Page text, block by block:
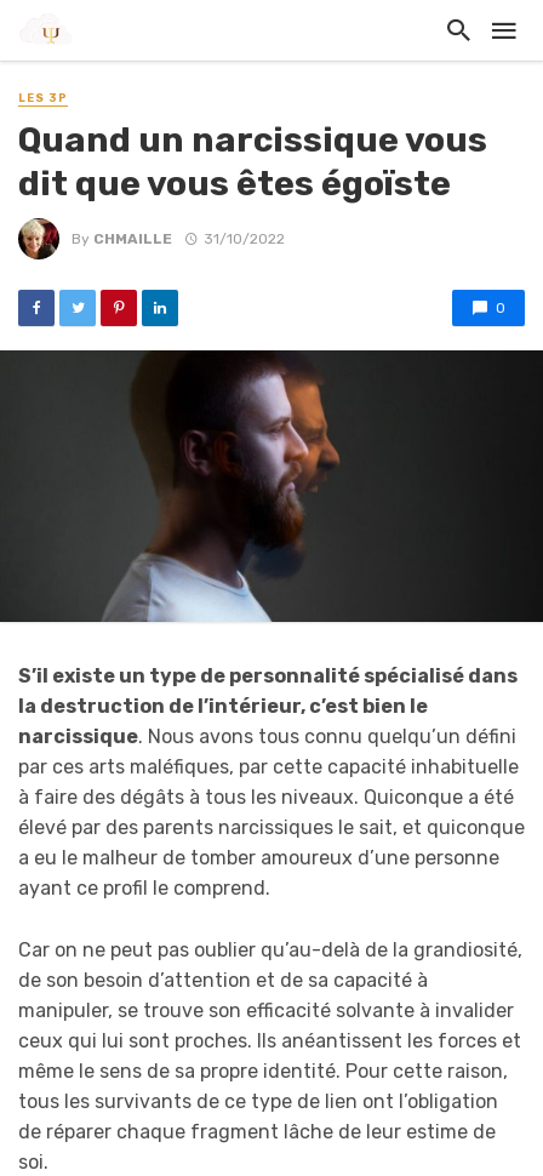
LES 3P
Quand un narcissique vous
dit que vous êtes égoïste
By CHMAILLE 31/10/2022
0
S’il existe un type de personnalité spécialisé dans
la destruction de l’intérieur, c’est bien le
narcissique. Nous avons tous connu quelqu’un défini
par ces arts maléfiques, par cette capacité inhabituelle
à faire des dégâts à tous les niveaux. Quiconque a été
élevé par des parents narcissiques le sait, et quiconque
a eu le malheur de tomber amoureux d’une personne
ayant ce profil le comprend.
Car on ne peut pas oublier qu’au-delà de la grandiosité,
de son besoin d’attention et de sa capacité à
manipuler, se trouve son efficacité solvante à invalider
ceux qui lui sont proches. Ils anéantissent les forces et
même le sens de sa propre identité. Pour cette raison,
tous les survivants de ce type de lien ont l’obligation
de réparer chaque fragment lâche de leur estime de
soi.